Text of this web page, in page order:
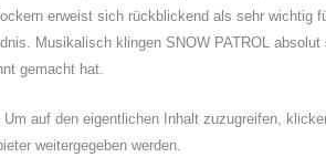
erweist sich rückblickend als sehr wichtig
Musikalisch klingen SNOW PATROL
gemacht hat.
Um auf den eigentlichen Inhalt zuzugreifen,
weitergegeben werden.